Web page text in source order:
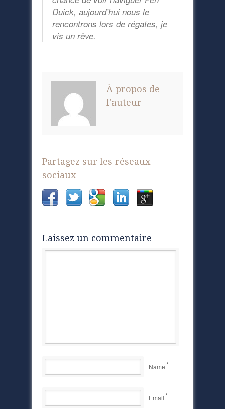
Duick, aujourd’hui nous le
rencontrons lors de régates, je
vis un rêve.
À propos de
l'auteur
Partagez sur les réseaux
sociaux
Laissez un commentaire
Name*
Email*